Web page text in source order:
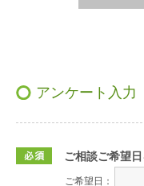
アンケート入力
ご相談ご希望
ご希望日：